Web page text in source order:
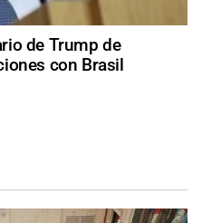
de Trump de
con Brasil